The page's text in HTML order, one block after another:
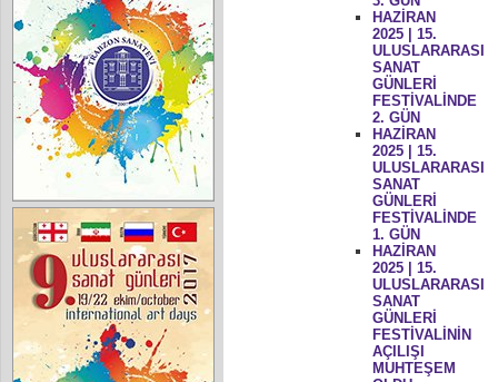
HAZİRAN
2025 | 15.
ULUSLARARASI
SANAT
GÜNLERİ
FESTİVALİNDE
2. GÜN
HAZİRAN
2025 | 15.
ULUSLARARASI
SANAT
GÜNLERİ
FESTİVALİNDE
1. GÜN
HAZİRAN
2025 | 15.
ULUSLARARASI
SANAT
GÜNLERİ
FESTİVALİNİN
AÇILIŞI
MUHTEŞEM